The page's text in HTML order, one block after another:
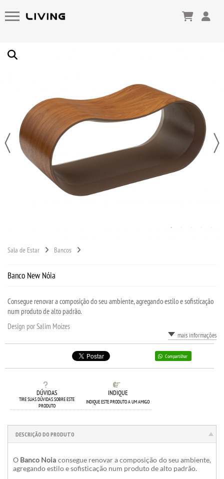
Sala de Estar Bancos
Banco New Nóia
Consegue renovar a composição do seu ambiente, agregando estilo e sofisticação
num produto de alto padrão.
Design por Salim Moízes
mais informações
Compartilhar
DÚVIDAS
TIRE SUAS DÚVIDAS SOBRE ESTE
PRODUTO
INDIQUE
INDIQUE ESTE PRODUTO A UM AMIGO
DESCRIÇÃO DO PRODUTO
O Banco Noia consegue renovar a composição do seu ambiente,
agregando estilo e sofisticação num produto de alto padrão.